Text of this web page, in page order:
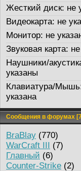
Жесткий диск: не
Видеокарта: не
Монитор: не
Звуковая карта:
Наушники/
указаны
Клавиатура/
указана
Сообщения в форумах
BraBlay (770)
WarCraft III (7)
Главный (6)
Counter-Strike (2)